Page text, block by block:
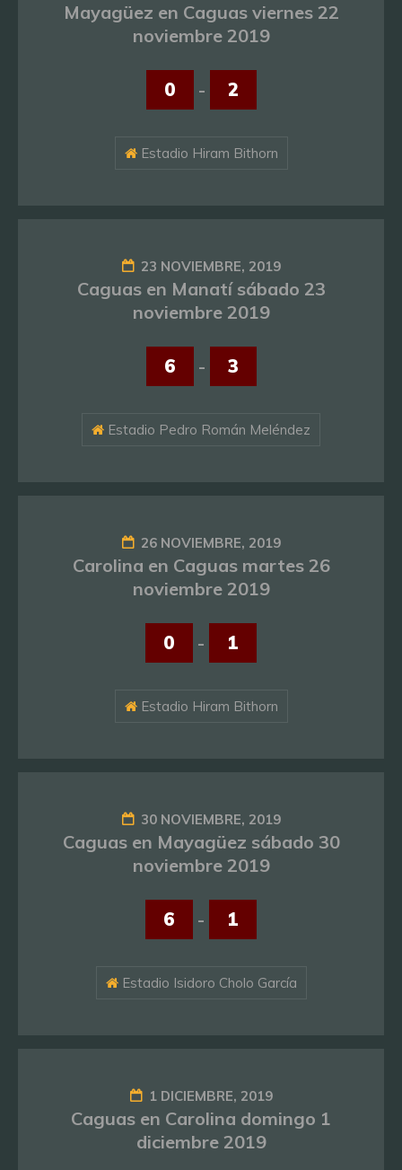
Mayagüez en Caguas viernes 22
noviembre 2019
0 - 2
Estadio Hiram Bithorn
23 NOVIEMBRE, 2019
Caguas en Manatí sábado 23
noviembre 2019
6 - 3
Estadio Pedro Román Meléndez
26 NOVIEMBRE, 2019
Carolina en Caguas martes 26
noviembre 2019
0 - 1
Estadio Hiram Bithorn
30 NOVIEMBRE, 2019
Caguas en Mayagüez sábado 30
noviembre 2019
6 - 1
Estadio Isidoro Cholo García
1 DICIEMBRE, 2019
Caguas en Carolina domingo 1
diciembre 2019